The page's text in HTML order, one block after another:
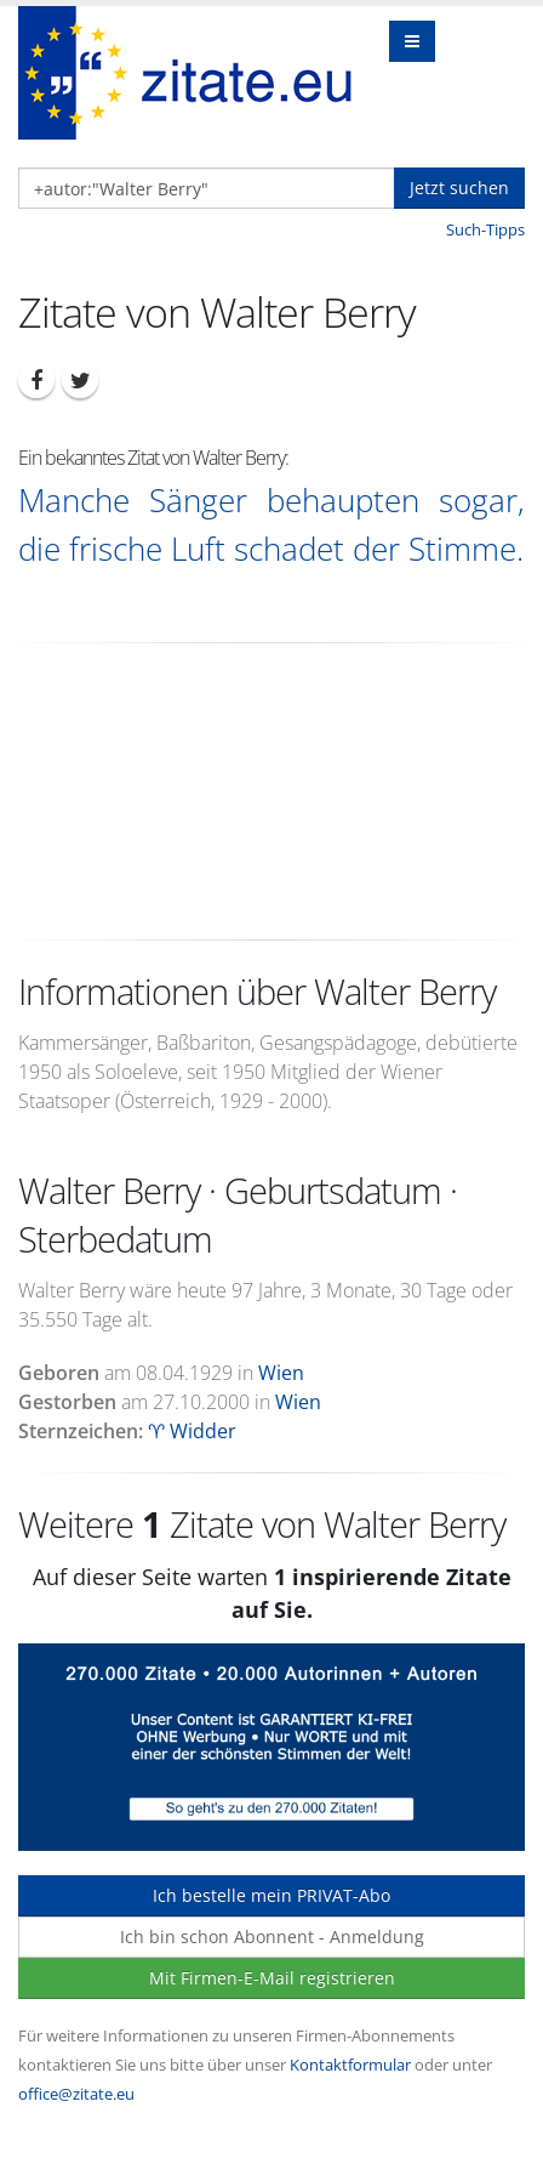
Jetzt suchen
Such-Tipps
Zitate von Walter Berry
Ein bekanntes Zitat von Walter Berry:
Manche Sänger behaupten sogar,
die frische Luft schadet der Stimme.
Informationen über Walter Berry
Kammersänger, Baßbariton, Gesangspädagoge, debütierte
1950 als Soloeleve, seit 1950 Mitglied der Wiener
Staatsoper (Österreich, 1929 - 2000).
Walter Berry · Geburtsdatum ·
Sterbedatum
Walter Berry wäre heute 97 Jahre, 3 Monate, 30 Tage oder
35.550 Tage alt.
Geboren am 08.04.1929 in Wien
Gestorben am 27.10.2000 in Wien
Sternzeichen:♈ Widder
Weitere 1 Zitate von Walter Berry
Auf dieser Seite warten 1 inspirierende Zitate
auf Sie.
Ich bestelle mein PRIVAT-Abo
Ich bin schon Abonnent - Anmeldung
Mit Firmen-E-Mail registrieren
Für weitere Informationen zu unseren Firmen-Abonnements
kontaktieren Sie uns bitte über unser Kontaktformularoder unter
office@zitate.eu